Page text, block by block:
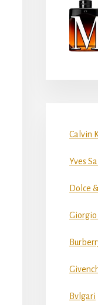
Calvin
Yves
Dolce
Bvlgari